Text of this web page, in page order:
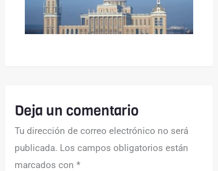
Deja un comentario
Tu dirección de correo electrónico no será
publicada. Los campos obligatorios están
marcados con*